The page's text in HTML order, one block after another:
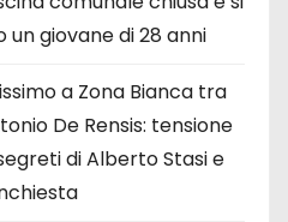
giovane di 28 anni
a Zona Bianca tra
De Rensis: tensione
di Alberto Stasi e